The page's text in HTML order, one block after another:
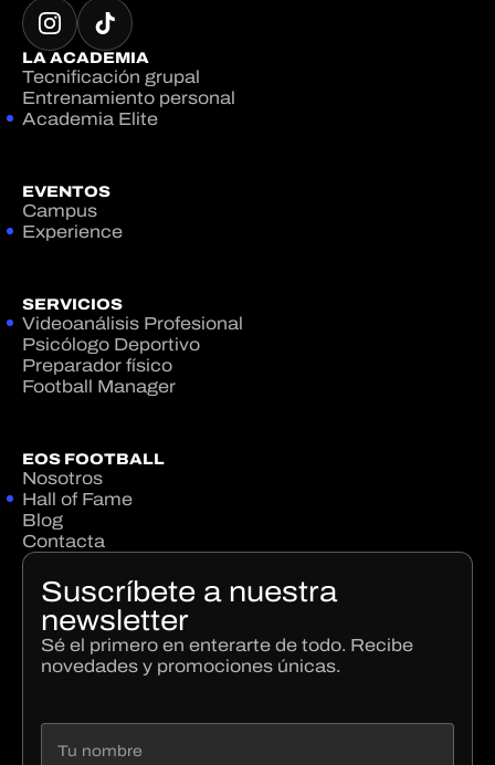
LA ACADEMIA
Tecnificación grupal
Entrenamiento personal
Academia Elite
EVENTOS
Campus
Experience
SERVICIOS
Videoanálisis Profesional
Psicólogo Deportivo
Preparador físico
Football Manager
EOS FOOTBALL
Nosotros
Hall of Fame
Blog
Contacta
Suscríbete a nuestra
newsletter
Sé el primero en enterarte de todo. Recibe
novedades y promociones únicas.